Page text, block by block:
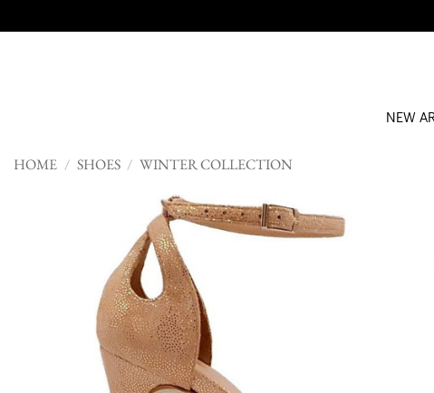
to
NEW
HOME / SHOES / WINTER COLLECTION